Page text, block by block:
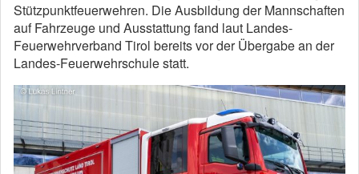
Stützpunktfeuerwehren. Die Ausbildung der Mannschaften
auf Fahrzeuge und Ausstattung fand laut Landes-
Feuerwehrverband Tirol bereits vor der Übergabe an der
Landes-Feuerwehrschule statt.